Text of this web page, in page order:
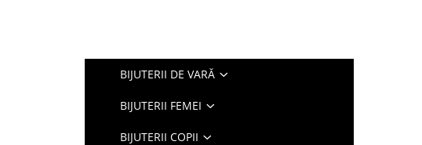
BIJUTERII DE VARĂ
BIJUTERII FEMEI
BIJUTERII COPII